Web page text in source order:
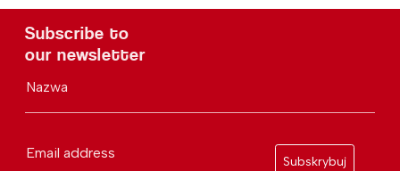
Subscribe to
our newsletter
Nazwa
Email address
Subskrybuj